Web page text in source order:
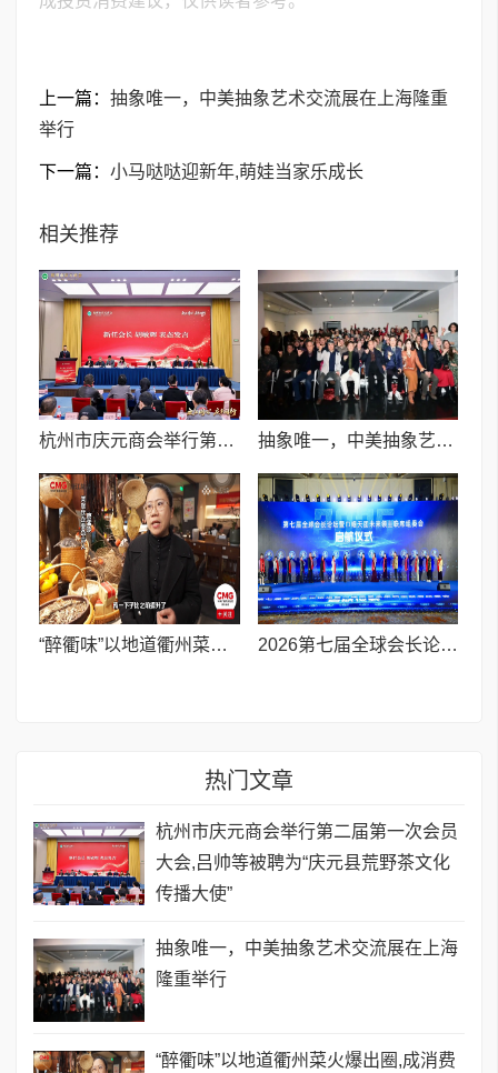
上一篇： 抽象唯一，中美抽象艺术交流展在上海隆重
举行
下一篇： 小马哒哒迎新年,萌娃当家乐成长
相关推荐
杭州市庆元商会举行第二届第一次会员大会,吕帅等被聘为“庆元县荒野茶文化传播大使” 抽象唯一，中美抽象艺术交流展在上海隆重举行
“醉衢味”以地道衢州菜火爆出圈,成消费新亮点 2026第七届全球会长论坛暨巾帼天团未来领主联席组委会启航仪式在杭盛大举行
热门文章
杭州市庆元商会举行第二届第一次会员
大会,吕帅等被聘为“庆元县荒野茶文化
传播大使”
抽象唯一，中美抽象艺术交流展在上海
隆重举行
“醉衢味”以地道衢州菜火爆出圈,成消费